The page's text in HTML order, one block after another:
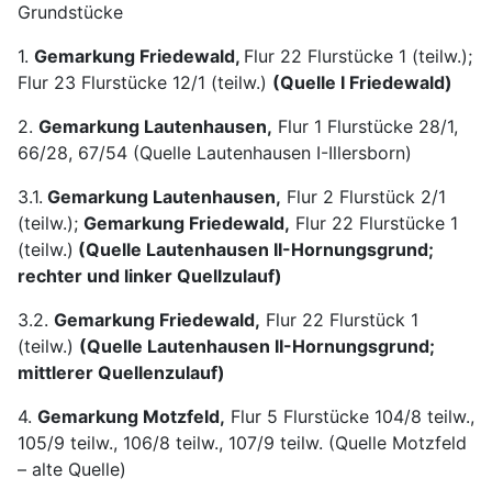
Grundstücke
1. Gemarkung Friedewald, Flur 22 Flurstücke 1 (teilw.);
Flur 23 Flurstücke 12/1 (teilw.) (Quelle I Friedewald)
2. Gemarkung Lautenhausen, Flur 1 Flurstücke 28/1,
66/28, 67/54 (Quelle Lautenhausen I-Illersborn)
3.1. Gemarkung Lautenhausen, Flur 2 Flurstück 2/1
(teilw.); Gemarkung Friedewald, Flur 22 Flurstücke 1
(teilw.) (Quelle Lautenhausen II-Hornungsgrund;
rechter und linker Quellzulauf)
3.2. Gemarkung Friedewald, Flur 22 Flurstück 1
(teilw.) (Quelle Lautenhausen II-Hornungsgrund;
mittlerer Quellenzulauf)
4. Gemarkung Motzfeld, Flur 5 Flurstücke 104/8 teilw.,
105/9 teilw., 106/8 teilw., 107/9 teilw. (Quelle Motzfeld
– alte Quelle)